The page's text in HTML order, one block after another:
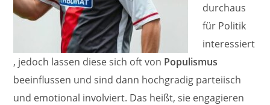
durchaus
für Politik
interessiert
, jedoch lassen diese sich oft von Populismus
beeinflussen und sind dann hochgradig parteiisch
und emotional involviert. Das heißt, sie engagieren